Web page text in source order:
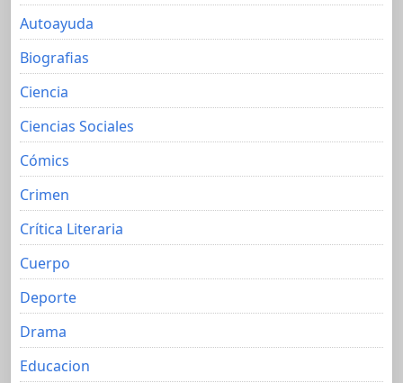
Autoayuda
Biografias
Ciencia
Ciencias Sociales
Cómics
Crimen
Crítica Literaria
Cuerpo
Deporte
Drama
Educacion